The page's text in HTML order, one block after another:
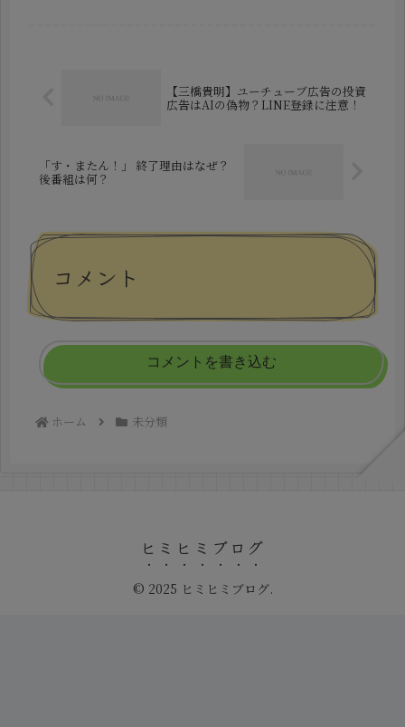
【三橋貴明】ユーチューブ広告の投資
広告はAIの偽物？LINE登録に注意！
「す・またん！」 終了理由はなぜ？
後番組は何？
コメント
コメントを書き込む
ホーム 未分類
ヒミヒミブログ
© 2025 ヒミヒミブログ.